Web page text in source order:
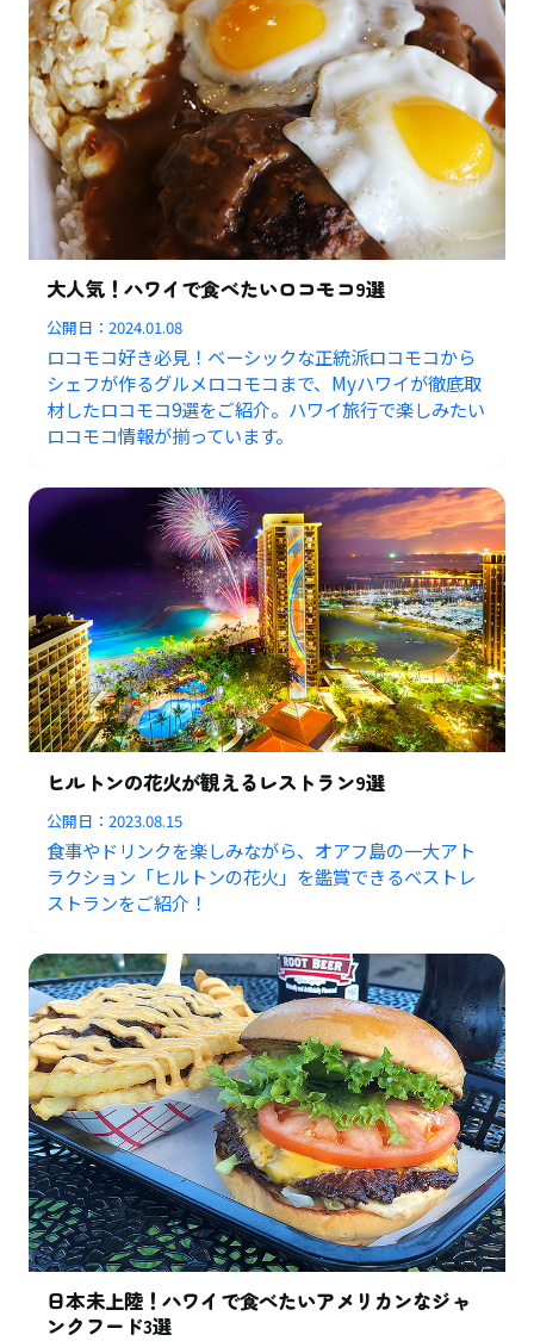
大人気！ハワイで食べたいロコモコ9選
公開日：2024.01.08
ロコモコ好き必見！ベーシックな正統派ロコモコから
シェフが作るグルメロコモコまで、Myハワイが徹底取
材したロコモコ9選をご紹介。ハワイ旅行で楽しみたい
ロコモコ情報が揃っています。
ヒルトンの花火が観えるレストラン9選
公開日：2023.08.15
食事やドリンクを楽しみながら、オアフ島の一大アト
ラクション「ヒルトンの花火」を鑑賞できるベストレ
ストランをご紹介！
日本未上陸！ハワイで食べたいアメリカンなジャ
ンクフード3選